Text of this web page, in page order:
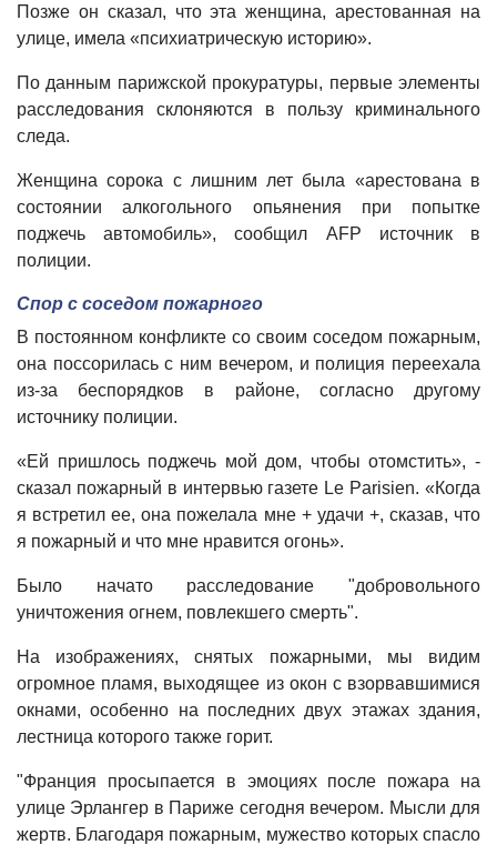
Позже он сказал, что эта женщина, арестованная на
улице, имела «психиатрическую историю».
По данным парижской прокуратуры, первые элементы
расследования склоняются в пользу криминального
следа.
Женщина сорока с лишним лет была «арестована в
состоянии алкогольного опьянения при попытке
поджечь автомобиль», сообщил AFP источник в
полиции.
Спор с соседом пожарного
В постоянном конфликте со своим соседом пожарным,
она поссорилась с ним вечером, и полиция переехала
из-за беспорядков в районе, согласно другому
источнику полиции.
«Ей пришлось поджечь мой дом, чтобы отомстить», -
сказал пожарный в интервью газете Le Parisien. «Когда
я встретил ее, она пожелала мне + удачи +, сказав, что
я пожарный и что мне нравится огонь».
Было начато расследование "добровольного
уничтожения огнем, повлекшего смерть".
На изображениях, снятых пожарными, мы видим
огромное пламя, выходящее из окон с взорвавшимися
окнами, особенно на последних двух этажах здания,
лестница которого также горит.
"Франция просыпается в эмоциях после пожара на
улице Эрлангер в Париже сегодня вечером. Мысли для
жертв. Благодаря пожарным, мужество которых спасло